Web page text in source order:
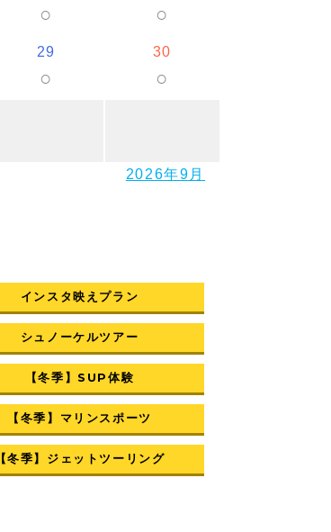
○ ○
29
○
30
○
2026年9月
インスタ映えプラン
シュノーケルツアー
【冬季】SUP体験
【冬季】マリンスポーツ
【冬季】ジェットツーリング